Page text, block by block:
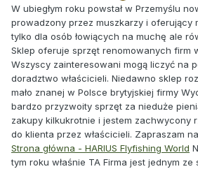
W ubiegłym roku powstał w Przemyślu
prowadzony przez muszkarzy i oferujący
tylko dla osób łowiących na muchę ale
Sklep oferuje sprzęt renomowanych firm
Wszyscy zainteresowani mogą liczyć na
doradztwo właścicieli. Niedawno sklep
mało znanej w Polsce brytyjskiej firmy
bardzo przyzwoity sprzęt za nieduże
zakupy kilkukrotnie i jestem zachwycony
do klienta przez właścicieli. Zapraszam
Strona główna - HARIUS Flyfishing World
tym roku właśnie TA Firma jest jednym